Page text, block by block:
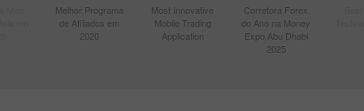
Melhor Programa
de Afiliados em
2020
Most Innovative
Mobile Trading
Application
Corretora Forex
do Ano na Money
Expo Abu Dhabi
2025